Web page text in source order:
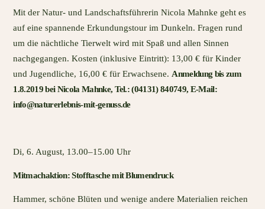
Mit der Natur- und Landschaftsführerin Nicola Mahnke geht es
auf eine spannende Erkundungstour im Dunkeln. Fragen rund
um die nächtliche Tierwelt wird mit Spaß und allen Sinnen
nachgegangen. Kosten (inklusive Eintritt): 13,00 € für Kinder
und Jugendliche, 16,00 € für Erwachsene. Anmeldung bis zum
1.8.2019 bei Nicola Mahnke, Tel.: (04131) 840749, E-Mail:
info@naturerlebnis-mit-genuss.de
Di, 6. August, 13.00–15.00 Uhr
Mitmachaktion: Stofftasche mit Blumendruck
Hammer, schöne Blüten und wenige andere Materialien reichen